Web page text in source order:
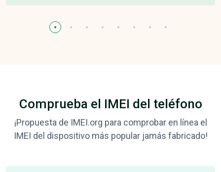
Comprueba el IMEI del teléfono
¡Propuesta de IMEI.org para comprobar en línea el
IMEI del dispositivo más popular jamás fabricado!